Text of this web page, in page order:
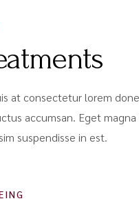
at consectetur lorem
accumsan. Eget
suspendisse in est.